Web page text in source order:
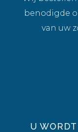
benodigde
van uw
U